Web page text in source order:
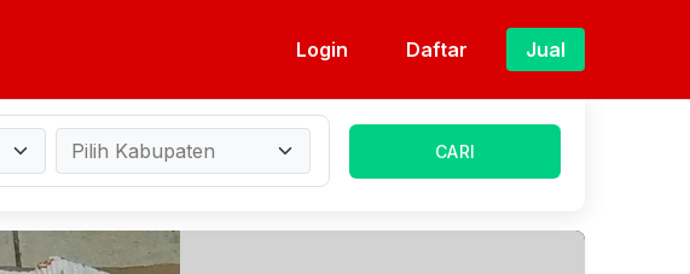
Login Daftar Jual
CARI